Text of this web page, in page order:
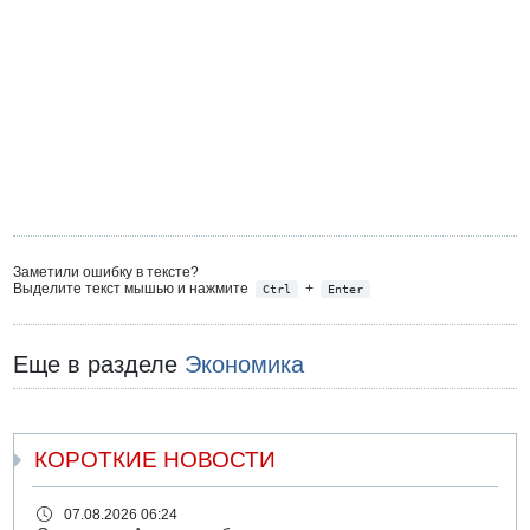
Заметили ошибку в тексте?
Выделите текст мышью и нажмите
Ctrl + Enter
Еще в разделе Экономика
КОРОТКИЕ НОВОСТИ
07.08.2026 06:24